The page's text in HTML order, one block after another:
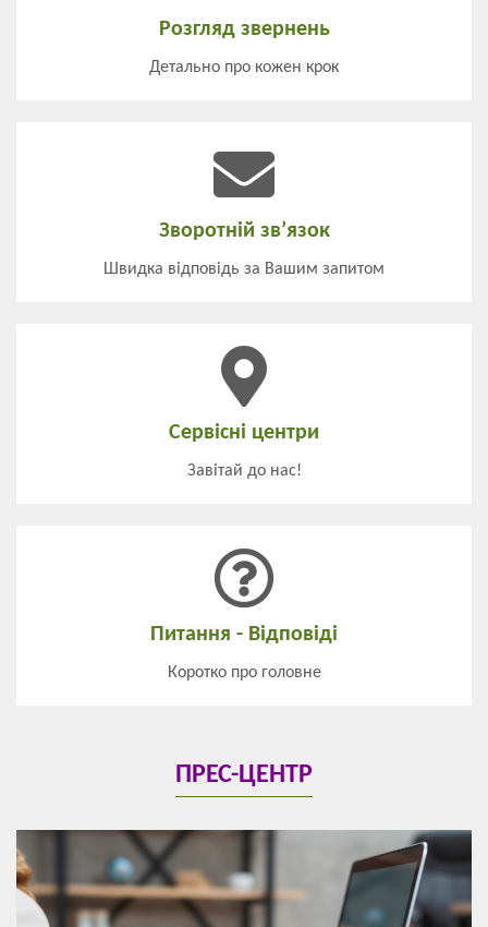
Розгляд звернень
Детально про кожен крок
Зворотній зв’язок
Швидка відповідь за Вашим запитом
Сервісні центри
Завітай до нас!
Питання - Відповіді
Коротко про головне
ПРЕС-ЦЕНТР